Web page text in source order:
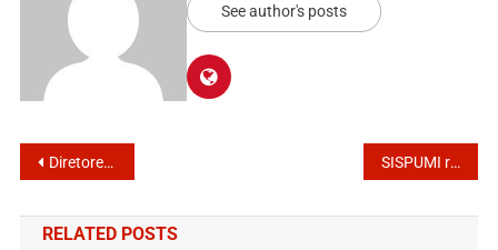
See author's posts
Diretores do SISPUMI e prefeito Márcio Cabeça discutem itens da Pauta de Reivindicação SISPUMI realiza encontro para normatizar afastamento de servidores da linha de frente
RELATED POSTS